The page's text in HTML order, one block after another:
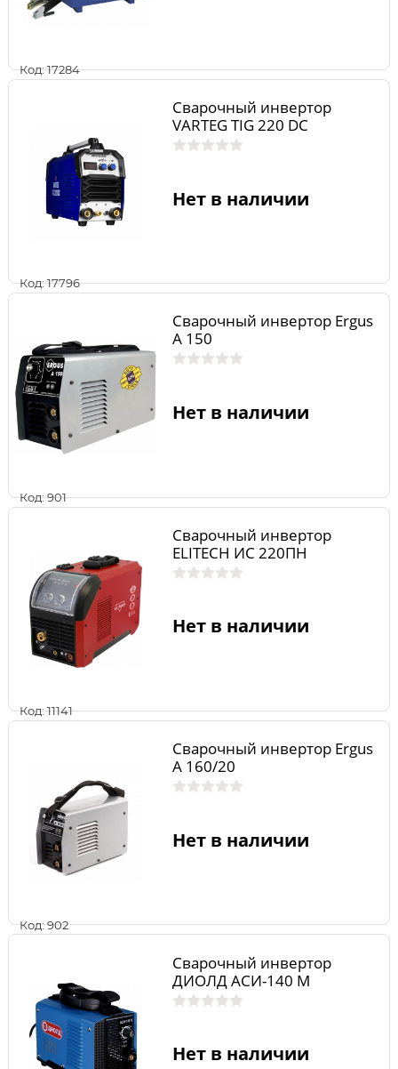
Код: 17284
Код: 17796
Сварочный инвертор
VARTEG TIG 220 DC
Нет в наличии
Код: 901
Сварочный инвертор Ergus
A 150
Нет в наличии
Код: 11141
Сварочный инвертор
ELITECH ИС 220ПН
Нет в наличии
Код: 902
Сварочный инвертор Ergus
A 160/20
Нет в наличии
Сварочный инвертор
ДИОЛД АСИ-140 М
Нет в наличии